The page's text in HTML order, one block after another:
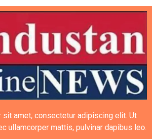
sit amet, consectetur adipiscing elit. Ut
ullamcorper mattis, pulvinar dapibus leo.